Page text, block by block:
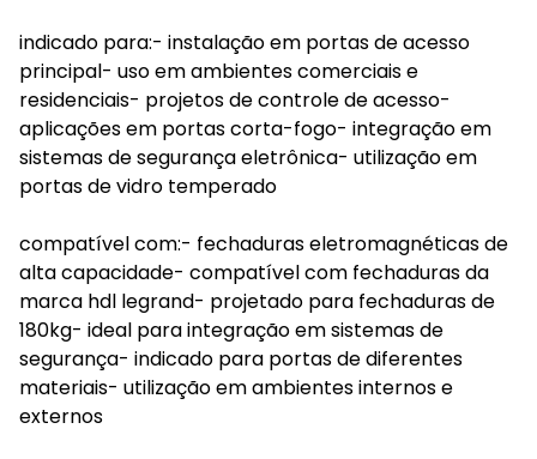
indicado para:- instalação em portas de acesso
principal- uso em ambientes comerciais e
residenciais- projetos de controle de acesso-
aplicações em portas corta-fogo- integração em
sistemas de segurança eletrônica- utilização em
portas de vidro temperado
compatível com:- fechaduras eletromagnéticas de
alta capacidade- compatível com fechaduras da
marca hdl legrand- projetado para fechaduras de
180kg- ideal para integração em sistemas de
segurança- indicado para portas de diferentes
materiais- utilização em ambientes internos e
externos